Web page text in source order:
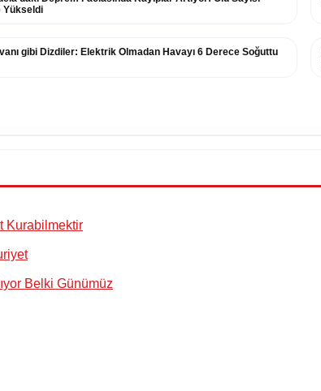
Yükseldi
gibi Dizdiler: Elektrik Olmadan Havayı 6 Derece Soğuttu
Kurabilmektir
Belki Günümüz